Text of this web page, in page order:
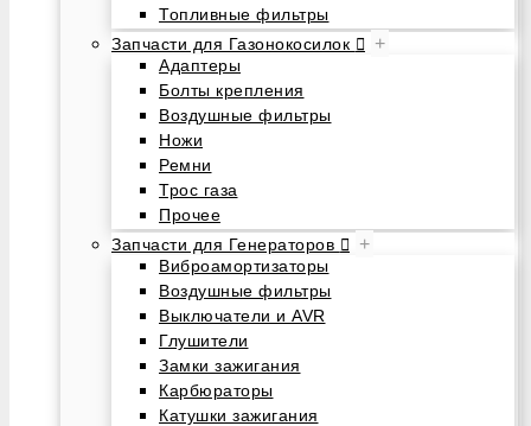
Топливные фильтры
Запчасти для Газонокосилок
+
Адаптеры
Болты крепления
Воздушные фильтры
Ножи
Ремни
Трос газа
Прочее
Запчасти для Генераторов
+
Виброамортизаторы
Воздушные фильтры
Выключатели и AVR
Глушители
Замки зажигания
Карбюраторы
Катушки зажигания